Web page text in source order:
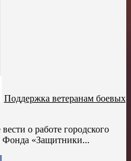
Поддержка ветеранам боевых
о работе городского
Фонда «Защитники...